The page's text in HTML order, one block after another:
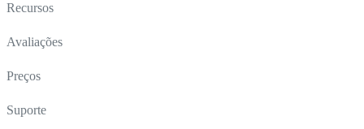
Recursos
Avaliações
Preços
Suporte